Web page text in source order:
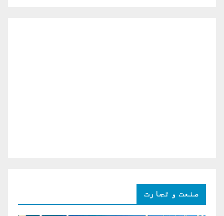
صنعت و تجارت